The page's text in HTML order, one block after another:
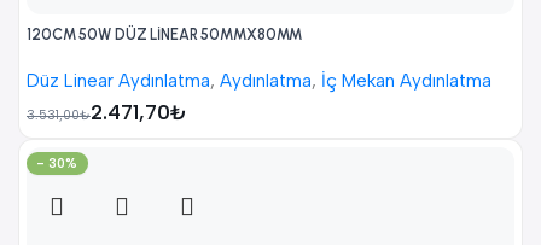
120CM 50W DÜZ LİNEAR 50MMX80MM
Düz Linear Aydınlatma, Aydınlatma, İç Mekan Aydınlatma
3.531,00₺2.471,70₺
- 30%